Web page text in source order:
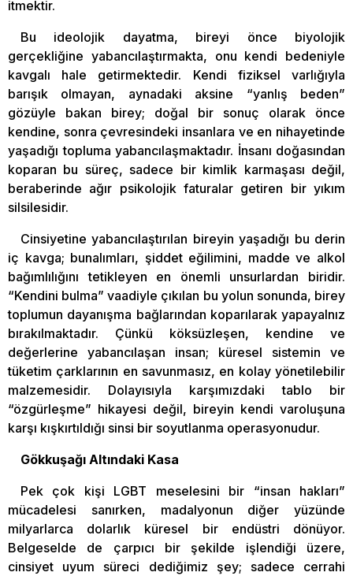
itmektir.
Bu ideolojik dayatma, bireyi önce biyolojik
gerçekliğine yabancılaştırmakta, onu kendi bedeniyle
kavgalı hale getirmektedir. Kendi fiziksel varlığıyla
barışık olmayan, aynadaki aksine “yanlış beden”
gözüyle bakan birey; doğal bir sonuç olarak önce
kendine, sonra çevresindeki insanlara ve en nihayetinde
yaşadığı topluma yabancılaşmaktadır. İnsanı doğasından
koparan bu süreç, sadece bir kimlik karmaşası değil,
beraberinde ağır psikolojik faturalar getiren bir yıkım
silsilesidir.
Cinsiyetine yabancılaştırılan bireyin yaşadığı bu derin
iç kavga; bunalımları, şiddet eğilimini, madde ve alkol
bağımlılığını tetikleyen en önemli unsurlardan biridir.
“Kendini bulma” vaadiyle çıkılan bu yolun sonunda, birey
toplumun dayanışma bağlarından koparılarak yapayalnız
bırakılmaktadır. Çünkü köksüzleşen, kendine ve
değerlerine yabancılaşan insan; küresel sistemin ve
tüketim çarklarının en savunmasız, en kolay yönetilebilir
malzemesidir. Dolayısıyla karşımızdaki tablo bir
“özgürleşme” hikayesi değil, bireyin kendi varoluşuna
karşı kışkırtıldığı sinsi bir soyutlanma operasyonudur.
Gökkuşağı Altındaki Kasa
Pek çok kişi LGBT meselesini bir “insan hakları”
mücadelesi sanırken, madalyonun diğer yüzünde
milyarlarca dolarlık küresel bir endüstri dönüyor.
Belgeselde de çarpıcı bir şekilde işlendiği üzere,
cinsiyet uyum süreci dediğimiz şey; sadece cerrahi